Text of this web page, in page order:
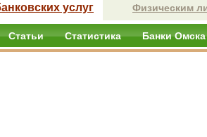
услуг Физическим
Статьи Статистика Банки Омска